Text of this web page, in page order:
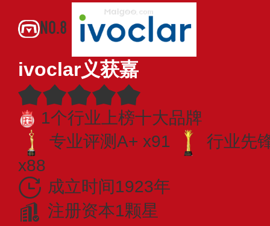
NO.8
ivoclar义获嘉
1个行业上榜十大品牌
专业评测A+ x91
行业先
x88
成立时间1923年
注册资本1颗星